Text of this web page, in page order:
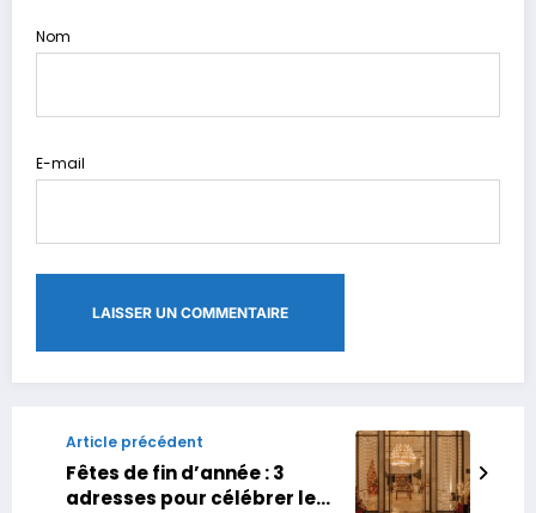
Nom
E-mail
Article précédent
Fêtes de fin d’année : 3
adresses pour célébrer le